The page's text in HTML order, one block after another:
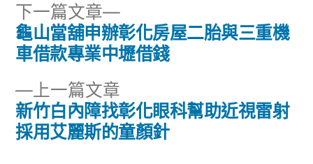
文
導
覽
上一篇文章
一
篇
新竹白內障找彰化眼科幫助近視雷射
採用艾麗斯的童顏針
下一篇文章
下
一
篇
龜山當舖申辦彰化房屋二胎與三重機
車借款專業中壢借錢